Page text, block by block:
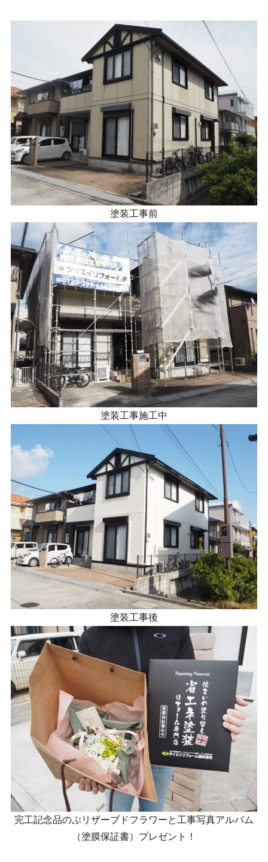
塗装工事前
塗装工事施工中
塗装工事後
完工記念品のぷリザーブドフラワーと工事写真アルバム
（塗膜保証書）プレゼント！